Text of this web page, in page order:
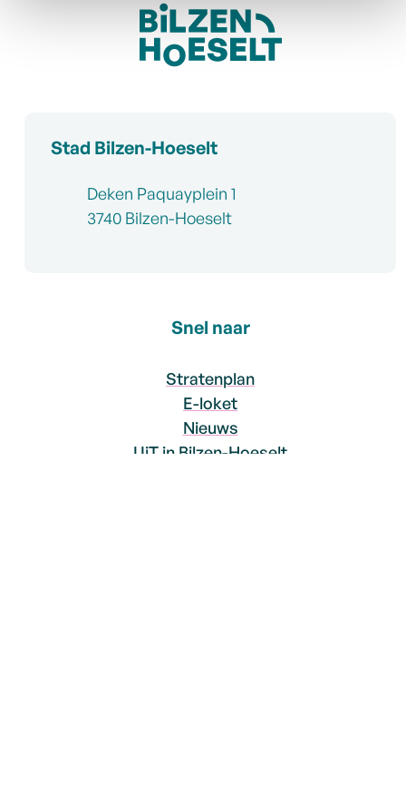
Stad Bilzen-Hoeselt
AdresDeken Paquayplein 1
,3740 Bilzen-Hoeselt
Snel naar
Stratenplan
E-loket
Nieuws
UiT in Bilzen-Hoeselt